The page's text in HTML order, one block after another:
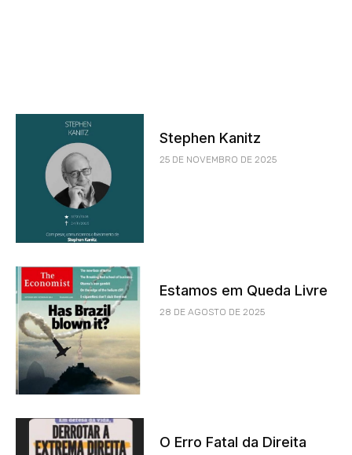
Stephen Kanitz
25 DE NOVEMBRO DE 2025
Estamos em Queda Livre
28 DE AGOSTO DE 2025
O Erro Fatal da Direita